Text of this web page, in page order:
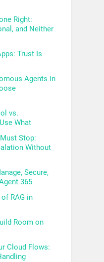
Right:
and Neither
Trust Is
Agents in
vs.
What
Stop:
Without
Secure,
365
RAG in
Room on
Cloud Flows: